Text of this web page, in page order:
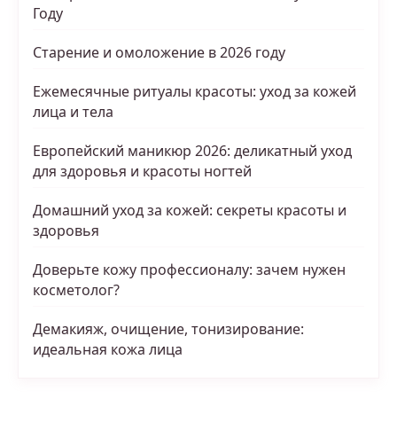
Году
Старение и омоложение в 2026 году
Ежемесячные ритуалы красоты: уход за кожей
лица и тела
Европейский маникюр 2026: деликатный уход
для здоровья и красоты ногтей
Домашний уход за кожей: секреты красоты и
здоровья
Доверьте кожу профессионалу: зачем нужен
косметолог?
Демакияж, очищение, тонизирование:
идеальная кожа лица